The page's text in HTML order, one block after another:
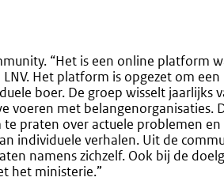
“Het is een online platform
Het platform is opgezet om
boer. De groep wisselt jaarlijks
voeren met belangenorganisaties.
praten over actuele problemen
individuele verhalen. Uit de
namens zichzelf. Ook bij de
het ministerie.”